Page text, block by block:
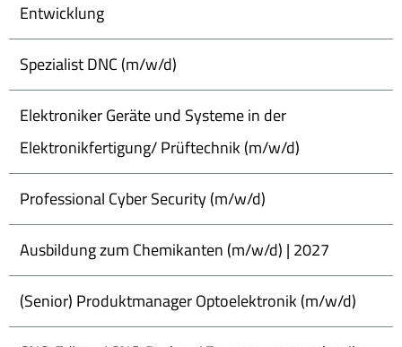
Entwicklung
Spezialist DNC (m/w/d)
Elektroniker Geräte und Systeme in der
Elektronikfertigung/ Prüftechnik (m/w/d)
Professional Cyber Security (m/w/d)
Ausbildung zum Chemikanten (m/w/d) | 2027
(Senior) Produktmanager Optoelektronik (m/w/d)